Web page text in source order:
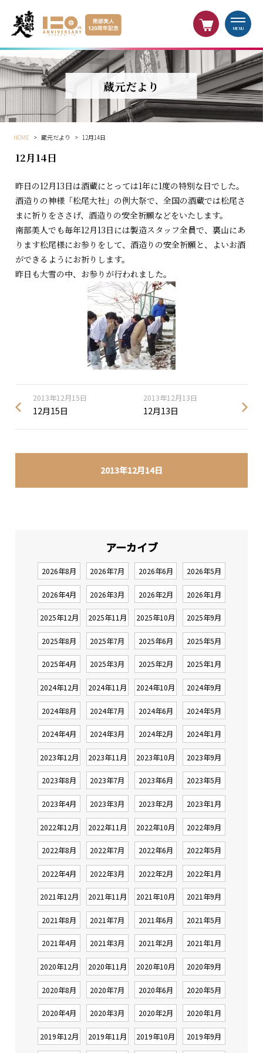
MENU
蔵元だより
HOME > 蔵元だより > 12月14日
2013年12月14日
12月14日
昨日の12月13日は酒蔵にとっては1年に1度の特別な日でした。
酒造りの神様「松尾大社」の例大祭で、全国の酒蔵では松尾さ
まに祈りをささげ、酒造りの安全祈願などをいたします。
南部美人でも毎年12月13日には製造スタッフ全員で、裏山にあ
ります松尾様にお参りをして、酒造りの安全祈願と、よいお酒
ができるようにお祈りします。
昨日も大雪の中、お参りが行われました。
2013年12月15日
12月15日
2013年12月13日
12月13日
アーカイブ
2026年8月 2026年7月 2026年6月 2026年5月
2026年4月 2026年3月 2026年2月 2026年1月
2025年12月 2025年11月 2025年10月 2025年9月
2025年8月 2025年7月 2025年6月 2025年5月
2025年4月 2025年3月 2025年2月 2025年1月
2024年12月 2024年11月 2024年10月 2024年9月
2024年8月 2024年7月 2024年6月 2024年5月
2024年4月 2024年3月 2024年2月 2024年1月
2023年12月 2023年11月 2023年10月 2023年9月
2023年8月 2023年7月 2023年6月 2023年5月
2023年4月 2023年3月 2023年2月 2023年1月
2022年12月 2022年11月 2022年10月 2022年9月
2022年8月 2022年7月 2022年6月 2022年5月
2022年4月 2022年3月 2022年2月 2022年1月
2021年12月 2021年11月 2021年10月 2021年9月
2021年8月 2021年7月 2021年6月 2021年5月
2021年4月 2021年3月 2021年2月 2021年1月
2020年12月 2020年11月 2020年10月 2020年9月
2020年8月 2020年7月 2020年6月 2020年5月
2020年4月 2020年3月 2020年2月 2020年1月
2019年12月 2019年11月 2019年10月 2019年9月